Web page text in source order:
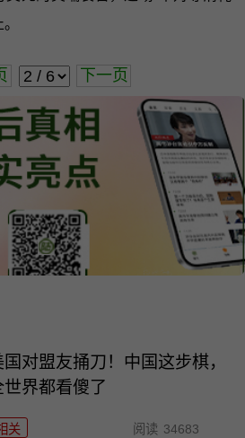
下一页
国对盟友捅刀！中国这步棋，
世界都看傻了
关 阅读 34683